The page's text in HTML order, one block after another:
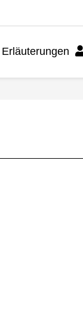
Erläuterungen